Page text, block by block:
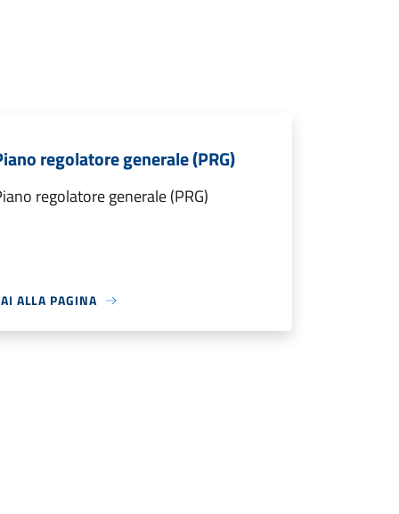
regolatore generale (PRG)
regolatore generale (PRG)
ALLA PAGINA